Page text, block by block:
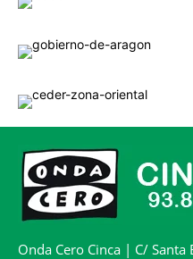
Onda Cero Cinca | C/